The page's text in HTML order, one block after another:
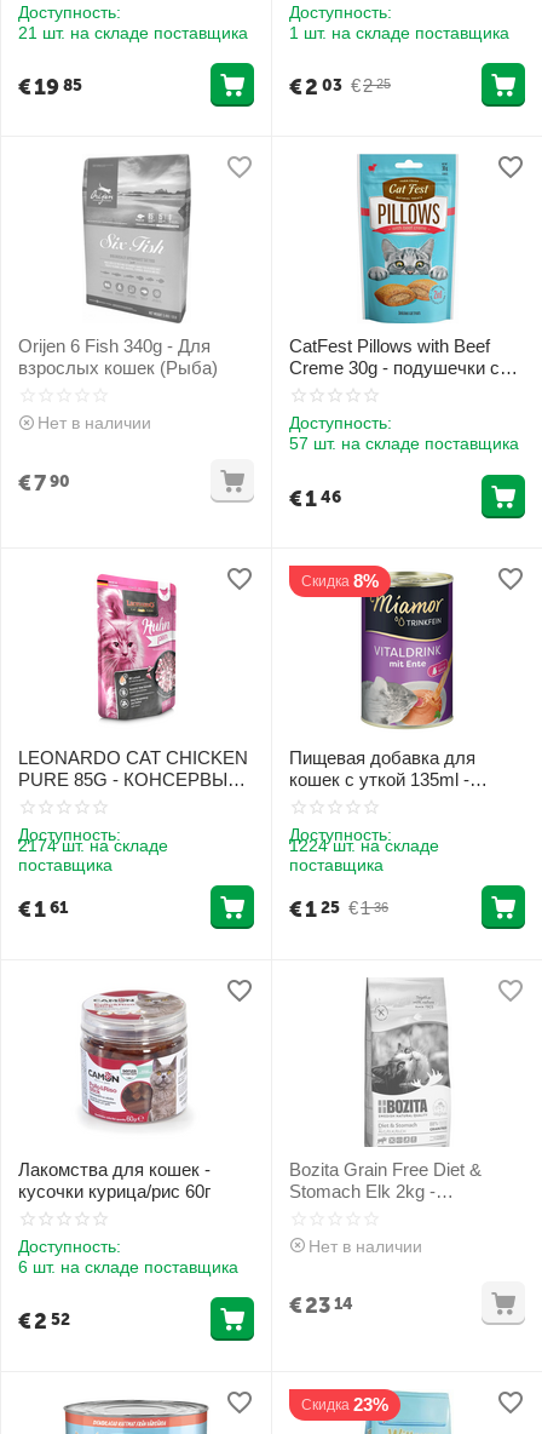
МОЧЕВЫВОДЯЩИХ
ПУТЕЙ И КОНТРОЛЯ
Доступность:
21 шт. на складе поставщика
€1985
Доступность:
1 шт. на складе поставщика
€2 25
€2 03
Orijen 6 Fish 340g - Для
взрослых кошек (Рыба)
Нет в наличии
€790
CatFest Pillows with Beef
Creme 30g - подушечки с
говядиной для кошек
Доступность:
57 шт. на складе поставщика
€146
LEONARDO CAT CHICKEN
PURE 85G - КОНСЕРВЫ
ДЛЯ КОШЕК С КУРИЦЕЙ
Доступность:
2174 шт. на складе
поставщика
€161
Скидка 8%
Пищевая добавка для
кошек с уткой 135ml -
Miamor Trinkfein Vitaldrink
Доступность:
1224 шт. на складе
поставщика
€1 36
€125
Лакомства для кошек -
кусочки курица/рис 60г
Доступность:
6 шт. на складе поставщика
€2 52
Bozita Grain Free Diet &
Stomach Elk 2kg -
мясом лося для
чуствительных или
Нет в наличии
€2314
Скидка 23%